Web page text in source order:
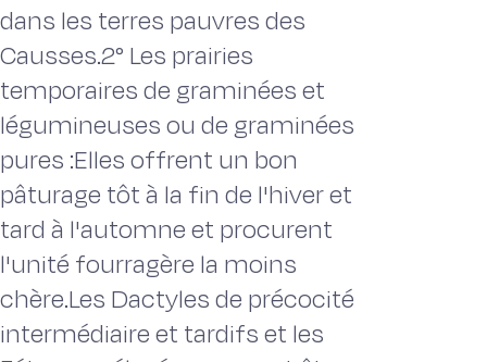
dans les terres pauvres des
Causses.2° Les prairies
temporaires de graminées et
légumineuses ou de graminées
pures :Elles offrent un bon
pâturage tôt à la fin de l'hiver et
tard à l'automne et procurent
l'unité fourragère la moins
chère.Les Dactyles de précocité
intermédiaire et tardifs et les